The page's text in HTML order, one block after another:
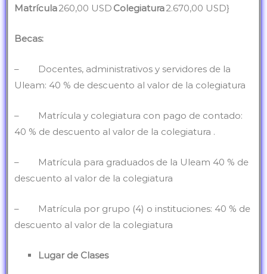
Matrícula260,00 USD Colegiatura2.670,00 USD}
Becas:
– Docentes, administrativos y servidores de la
Uleam: 40 % de descuento al valor de la colegiatura
– Matrícula y colegiatura con pago de contado:
40 % de descuento al valor de la colegiatura .
– Matrícula para graduados de la Uleam 40 % de
descuento al valor de la colegiatura
– Matrícula por grupo (4) o instituciones: 40 % de
descuento al valor de la colegiatura
Lugar de Clases